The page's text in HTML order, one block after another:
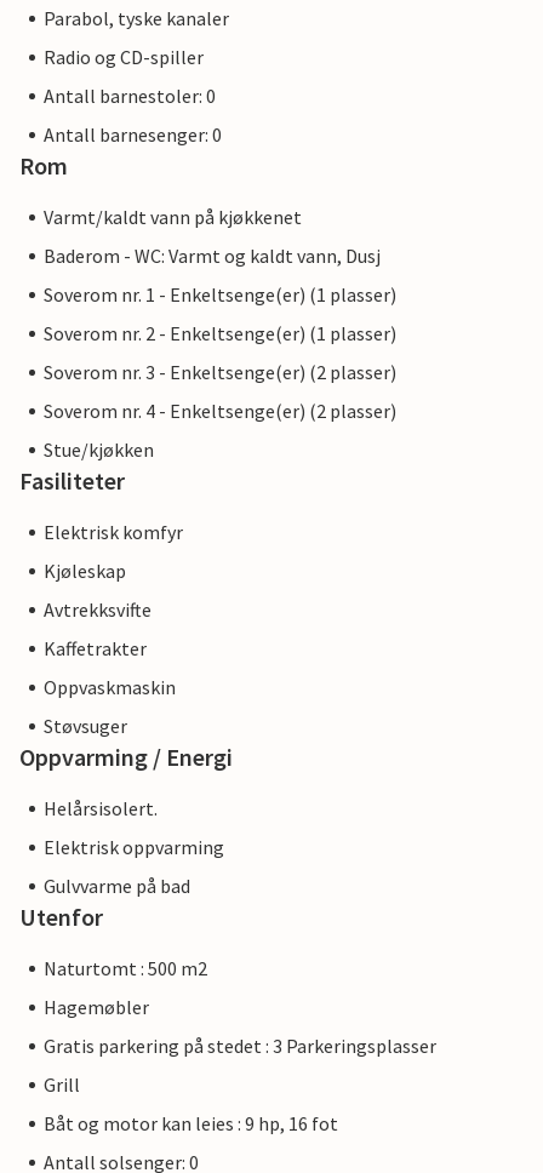
Parabol, tyske kanaler
Radio og CD-spiller
Antall barnestoler: 0
Antall barnesenger: 0
Rom
Varmt/kaldt vann på kjøkkenet
Baderom - WC: Varmt og kaldt vann, Dusj
Soverom nr. 1 - Enkeltsenge(er) (1 plasser)
Soverom nr. 2 - Enkeltsenge(er) (1 plasser)
Soverom nr. 3 - Enkeltsenge(er) (2 plasser)
Soverom nr. 4 - Enkeltsenge(er) (2 plasser)
Stue/kjøkken
Fasiliteter
Elektrisk komfyr
Kjøleskap
Avtrekksvifte
Kaffetrakter
Oppvaskmaskin
Støvsuger
Oppvarming / Energi
Helårsisolert.
Elektrisk oppvarming
Gulvvarme på bad
Utenfor
Naturtomt : 500 m2
Hagemøbler
Gratis parkering på stedet : 3 Parkeringsplasser
Grill
Båt og motor kan leies : 9 hp, 16 fot
Antall solsenger: 0